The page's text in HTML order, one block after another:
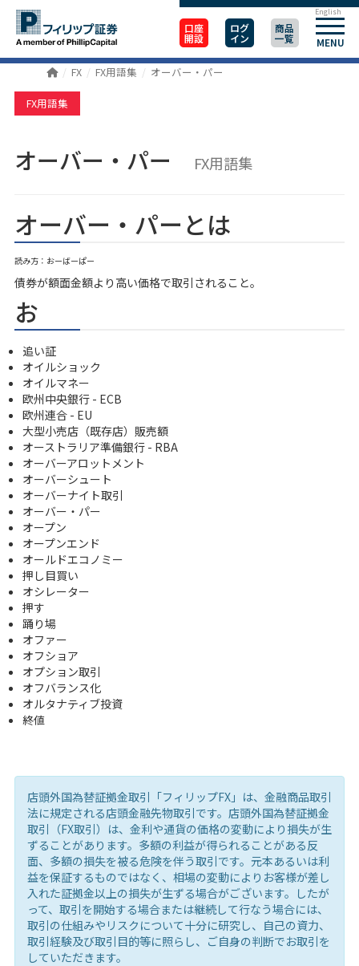
口座
開設
ログ
イン
商品
一覧 MENU
English
FX FX用語集 オーバー・パー
FX用語集
オーバー・パー FX用語集
オーバー・パーとは
読み方：おーばーぱー
債券が額面金額より高い価格で取引されること。
お
追い証
オイルショック
オイルマネー
欧州中央銀行 - ECB
欧州連合 - EU
大型小売店（既存店）販売額
オーストラリア準備銀行 - RBA
オーバーアロットメント
オーバーシュート
オーバーナイト取引
オーバー・パー
オープン
オープンエンド
オールドエコノミー
押し目買い
オシレーター
押す
踊り場
オファー
オフショア
オプション取引
オフバランス化
オルタナティブ投資
終値
店頭外国為替証拠金取引「フィリップFX」は、金融商品取引
法に規定される店頭金融先物取引です。店頭外国為替証拠金
取引（FX取引）は、金利や通貨の価格の変動により損失が生
ずることがあります。多額の利益が得られることがある反
面、多額の損失を被る危険を伴う取引です。元本あるいは利
益を保証するものではなく、相場の変動によりお客様が差し
入れた証拠金以上の損失が生ずる場合がございます。したが
って、取引を開始する場合または継続して行なう場合には、
取引の仕組みやリスクについて十分に研究し、自己の資力、
取引経験及び取引目的等に照らし、ご自身の判断でお取引を
していただきます。